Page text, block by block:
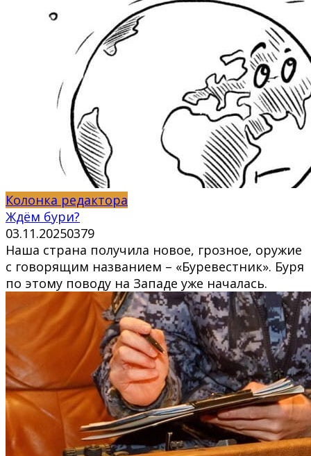
Колонка редактора
Ждём бури?
03.11.20250379
Наша страна получила новое, грозное, оружие
с говорящим названием – «Буревестник». Буря
по этому поводу на Западе уже началась.